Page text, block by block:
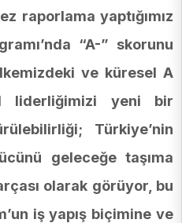
raporlama yaptığımız
“A-” skorunu
ve küresel A
liderliğimizi yeni bir
Türkiye’nin
geleceğe taşıma
olarak görüyor, bu
iş yapış biçimine ve